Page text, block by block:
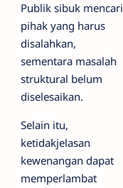
Publik sibuk mencari
pihak yang harus
disalahkan,
sementara masalah
struktural belum
diselesaikan.
Selain itu,
ketidakjelasan
kewenangan dapat
memperlambat